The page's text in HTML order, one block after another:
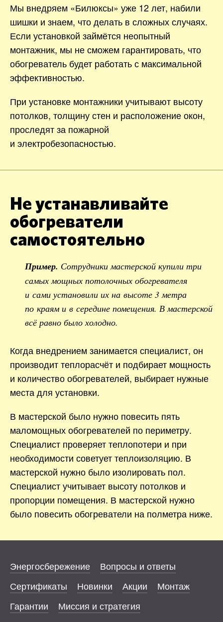
Мы внедряем «Билюксы» уже 12 лет, набили
шишки и знаем, что делать в сложных случаях.
Если установкой займётся неопытный
монтажник, мы не сможем гарантировать, что
обогреватель будет работать с максимальной
эффективностью.
При установке монтажники учитывают высоту
потолков, толщину стен и расположение окон,
проследят за пожарной
и электробезопасностью.
Не устанавливайте
обогреватели
самостоятельно
Пример. Сотрудники мастерской купили три
самых мощных потолочных обогревателя
и сами установили их на высоте 3 метра
по краям и в середине помещения. В мастерской
всё равно было холодно.
Когда внедрением занимается специалист, он
производит теплорасчёт и подбирает мощность
и количество обогревателей, выбирает нужные
места для установки.
В мастерской было нужно повесить пять
маломощных обогревателей по периметру.
Специалист проверяет теплопотери и при
необходимости советует теплоизоляцию. В
мастерской нужно было изолировать пол.
Специалист учитывает высоту потолков и
пропорции помещения. В мастерской нужно
было повесить обогреватели на полметра ниже.
Энергосбережение
Вопросы и ответы
Сертификаты
Новинки Акции
Монтаж
Гарантии
Миссия и стратегия